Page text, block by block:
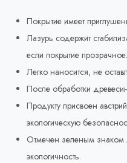
Покрытие имеет
Лазурь содержит
если покрытие прозрачное.
Легко наносится, не
После обработки
Продукту присвоен
экологическую
Отмечен зеленым знаком
экологичность.